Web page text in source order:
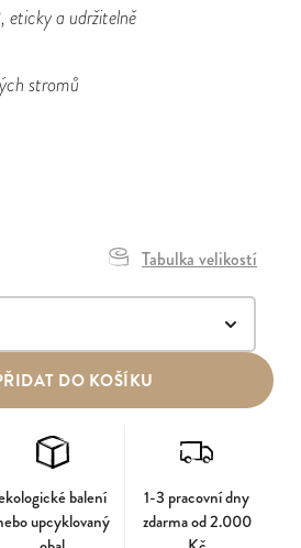
eticky a udržitelně
stromů
Tabulka velikostí
DO KOŠÍKU
balení
upcyklovaný
1-3 pracovní dny
zdarma od 2.000